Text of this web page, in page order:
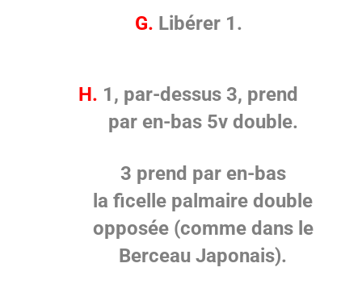
G. Libérer 1.
H. 1, par-dessus 3, prend
par en-bas 5v double.
3 prend par en-bas
la ficelle palmaire double
opposée (comme dans le
Berceau Japonais).